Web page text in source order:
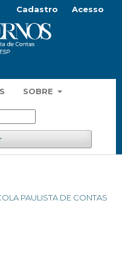
SOBRE
Cadastro Acesso
PAULISTA DE CONTAS